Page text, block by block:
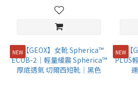
NEW NEW